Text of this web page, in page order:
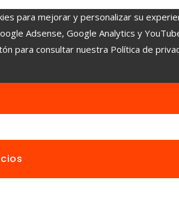
para mejorar y personalizar su
Adsense, Google Analytics y
para consultar nuestra Política de